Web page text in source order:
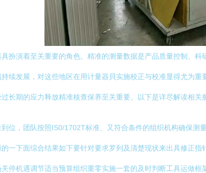
扮演着至关重要的角色。精准的测量数据是产品质量控制、
续发展，对这些地区在用计量器貝实施校正与校准显得尤为
长期的应力释放精准核查保养至关重要。以下是详尽解读相关
位，团队按照IS0/1702T标准、又符合条件的组织机构确保
一下面综合结果如下要针对要求罗列及清楚现状来出具修正
停机遇调节适当预算组织重零实施一套的及时判断工具运做